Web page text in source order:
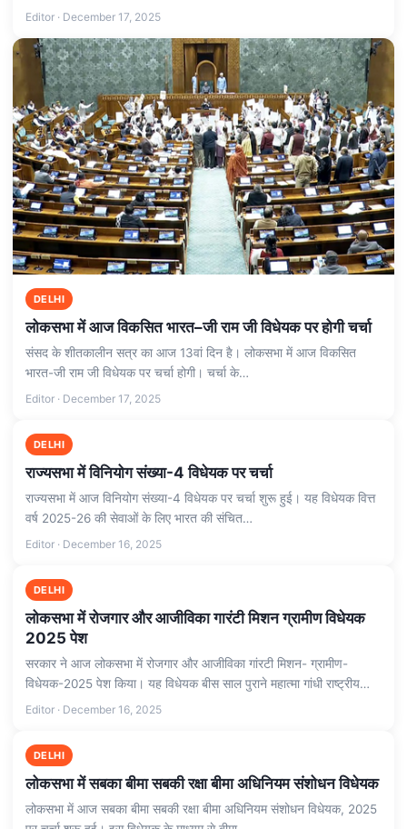
Editor · December 17, 2025
DELHI
लोकसभा में आज विकसित भारत–जी राम जी विधेयक पर होगी चर्चा
संसद के शीतकालीन सत्र का आज 13वां दिन है। लोकसभा में आज विकसित
भारत-जी राम जी विधेयक पर चर्चा होगी। चर्चा के…
Editor · December 17, 2025
DELHI
राज्यसभा में विनियोग संख्या-4 विधेयक पर चर्चा
राज्यसभा में आज विनियोग संख्या-4 विधेयक पर चर्चा शुरू हुई। यह विधेयक वित्त
वर्ष 2025-26 की सेवाओं के लिए भारत की संचित…
Editor · December 16, 2025
DELHI
लोकसभा में रोजगार और आजीविका गारंटी मिशन ग्रामीण विधेयक
2025 पेश
सरकार ने आज लोकसभा में रोजगार और आजीविका गांरटी मिशन- ग्रामीण-
विधेयक-2025 पेश किया। यह विधेयक बीस साल पुराने महात्मा गांधी राष्ट्रीय…
Editor · December 16, 2025
DELHI
लोकसभा में सबका बीमा सबकी रक्षा बीमा अधिनियम संशोधन विधेयक
लोकसभा में आज सबका बीमा सबकी रक्षा बीमा अधिनियम संशोधन विधेयक, 2025